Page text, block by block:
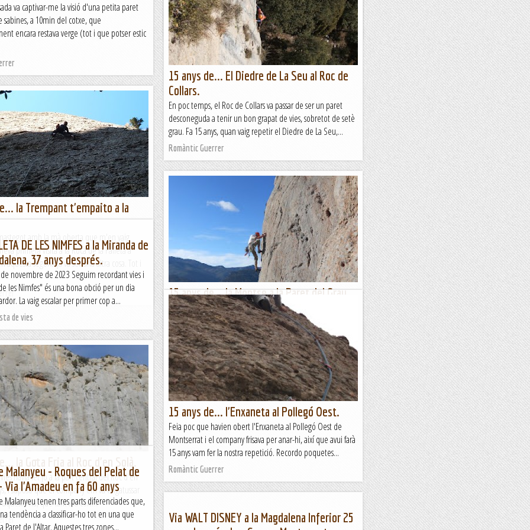
meva informació del lloc era moooolt minsa, així que va...
Romàntic Guerrer
va captivar-me la visió d'una petita paret
sabines, a 10min del cotxe, que
encara restava verge (tot i que potser estic
15 anys de... El Diedre de La Seu al Roc de
Collars.
En poc temps, el Roc de Collars va passar de ser un paret
desconeguda a tenir un bon grapat de vies, sobretot de setè
grau. Fa 15 anys, quan vaig repetir el Diedre de La Seu,...
Romàntic Guerrer
la Trempant t'empaito a la
amb la mà oberta que m'en vaig
primera visita a la Roca de la Palleta a
aquesta segona ja va ser una altra cosa. Tot i
15 anys de... la Montse a la Paret del Grau.
A la part més occidental de la Paret del Grau de Coll de
Nargó hi ha tot un regitzell de vies equipades que
combinades entre elles (com aquesta i aquesta altra) et
deixen la...
Romàntic Guerrer
DE LES NIMFES a la Miranda de
37 anys després.
novembre de 2023 Seguim recordant vies i
les Nimfes" és una bona obció per un dia
La vaig escalar per primer cop a...
de vies
15 anys de... l'Enxaneta al Pollegó Oest.
Feia poc que havien obert l'Enxaneta al Pollegó Oest de
Montserrat i el company frisava per anar-hi, així que avui farà
15 anys vam fer la nostra repetició. Recordo poquetes...
Romàntic Guerrer
havia fet jo a la part central del Roc d'en
i suposo que el company em va engatussar
aquesta via, que tant ara com...
Malanyeu - Roques del Pelat de
Via l'Amadeu en fa 60 anys
Malanyeu tenen tres parts diferenciades que,
tendència a classificar-ho tot en una que
de l'Altar. Aquestes tres zones...
Via WALT DISNEY a la Magdalena Inferior 25